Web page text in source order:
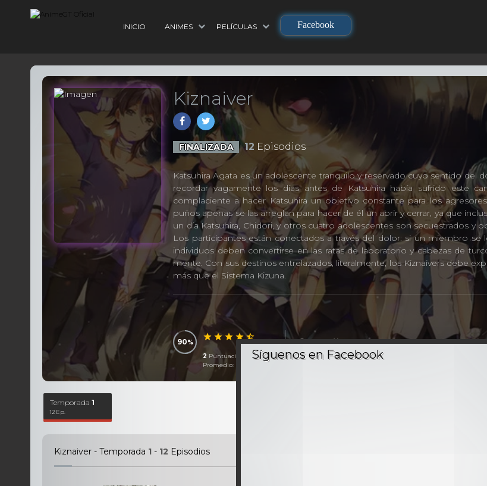
INICIO ANIMES PELÍCULAS Facebook
Kiznaiver
FINALIZADA 12 Episodios
Katsuhira Agata es un adolescente tranquilo y reservado cuyo sentido del
recordar vagamente los días antes de Katsuhira había sufrido este
complaciente a hacer Katsuhira un objetivo constante para los
puños apenas se las arreglan para hacer de él un abrir y cerrar, ya que
un día Katsuhira, Chidori, y otros cuatro adolescentes son secuestrados y
Los participantes están conectados a través del dolor: si un miembro
individuos deben convertirse en las ratas de laboratorio y cabezas de
mente. Con sus destinos entrelazados, literalmente, los Kiznaivers debe
más que el Sistema Kizuna.
90
2 Puntuaciones
Promedio:
Sobre 5
24m 2016 2.2K Visitas
Temporada1
12 Ep.
Kiznaiver - Temporada 1 - 12 Episodios